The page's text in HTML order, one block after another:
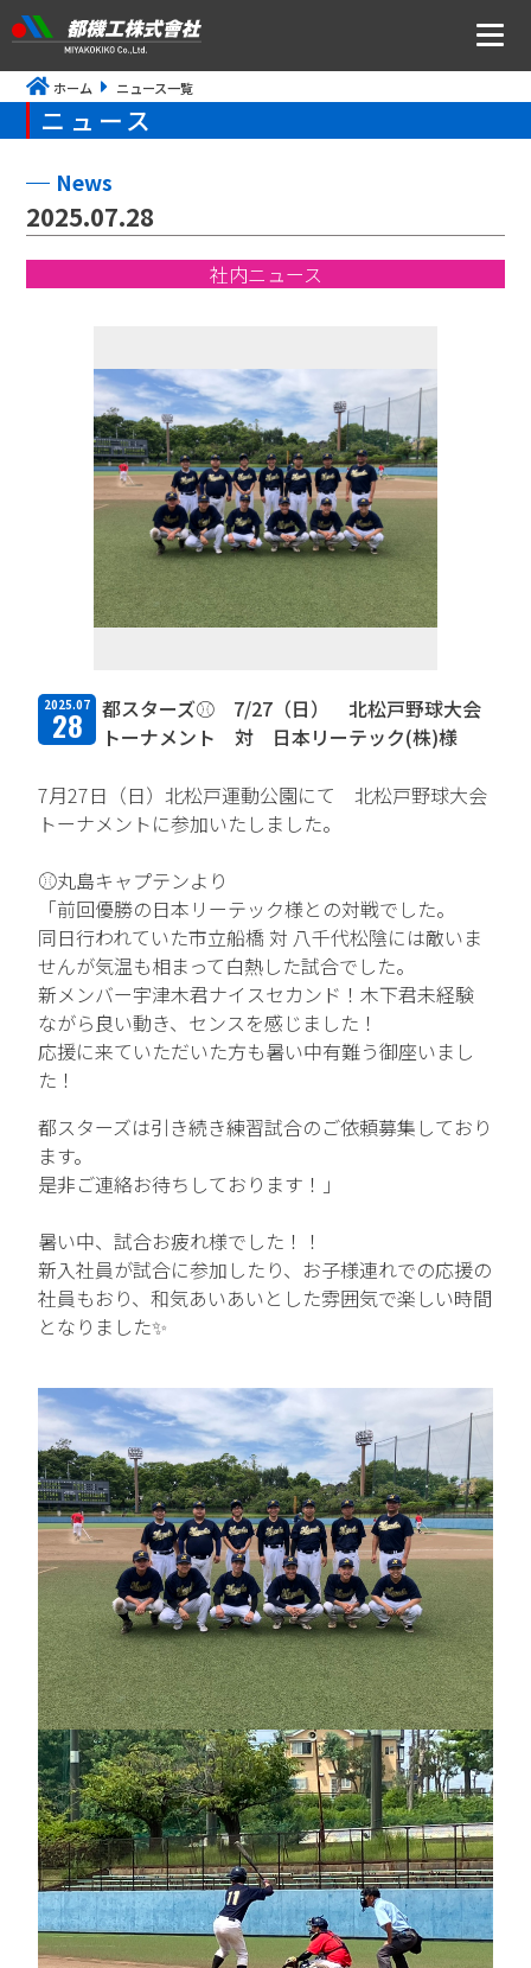
ニュース
トップメッセージ・社是・経営理念
事業所アクセス
CSR・ISOの取り組みについて
TFPについて
取扱商品・メーカー
取扱メーカー一覧
採用情報
人と仕事を知る
社風を知る
制度を知る
新卒エントリー
お問い合わせ
ホーム ニュース一覧
ニュース
News
2025.07.28
社内ニュース
2025.07
28
都スターズ⚾ 7/27（日） 北松戸野球大会
トーナメント 対 日本リーテック(株)様
7月27日（日）北松戸運動公園にて 北松戸野球大会
トーナメントに参加いたしました。
⚾丸島キャプテンより
「前回優勝の日本リーテック様との対戦でした。
同日行われていた市立船橋 対 八千代松陰には敵いま
せんが気温も相まって白熱した試合でした。
新メンバー宇津木君ナイスセカンド！木下君未経験
ながら良い動き、センスを感じました！
応援に来ていただいた方も暑い中有難う御座いまし
た！
都スターズは引き続き練習試合のご依頼募集しており
ます。
是非ご連絡お待ちしております！」
暑い中、試合お疲れ様でした！！
新入社員が試合に参加したり、お子様連れでの応援の
社員もおり、和気あいあいとした雰囲気で楽しい時間
となりました✨